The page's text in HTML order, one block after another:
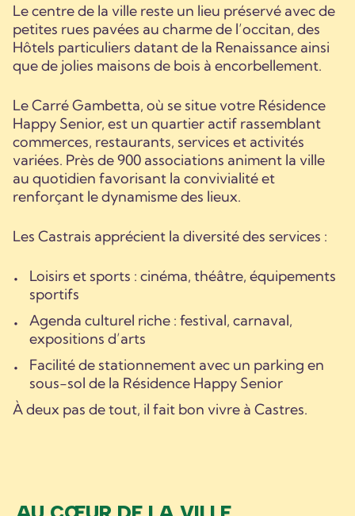
Le centre de la ville reste un lieu préservé avec de
petites rues pavées au charme de l’occitan, des
Hôtels particuliers datant de la Renaissance ainsi
que de jolies maisons de bois à encorbellement.
Le Carré Gambetta, où se situe votre Résidence
Happy Senior, est un quartier actif rassemblant
commerces, restaurants, services et activités
variées. Près de 900 associations animent la ville
au quotidien favorisant la convivialité et
renforçant le dynamisme des lieux.
Les Castrais apprécient la diversité des services :
Loisirs et sports : cinéma, théâtre, équipements
sportifs
Agenda culturel riche : festival, carnaval,
expositions d’arts
Facilité de stationnement avec un parking en
sous-sol de la Résidence Happy Senior
À deux pas de tout, il fait bon vivre à Castres.